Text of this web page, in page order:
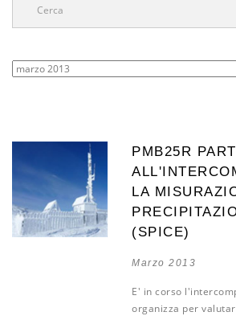
PMB25R
LA
(SPICE)
Marzo 2013
E' in corso
organizza per